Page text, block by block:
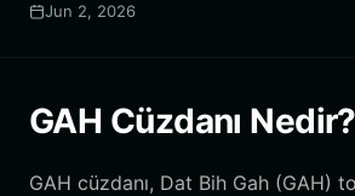
Jun 2, 2026
GAH Cüzdanı Nedir?
GAH cüzdanı, Dat Bih Gah (GAH)